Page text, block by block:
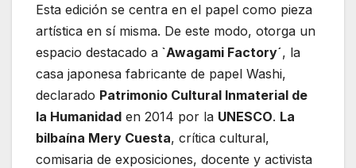
Esta edición se centra en el papel como pieza
artística en sí misma. De este modo, otorga un
espacio destacado a `Awagami Factory´, la
casa japonesa fabricante de papel Washi,
declarado Patrimonio Cultural Inmaterial de
la Humanidad en 2014 por la UNESCO. La
bilbaína Mery Cuesta, crítica cultural,
comisaria de exposiciones, docente y activista